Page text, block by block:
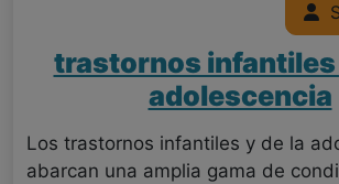
trastornos infantiles
adolescencia
Los trastornos infantiles y de la
abarcan una amplia gama de